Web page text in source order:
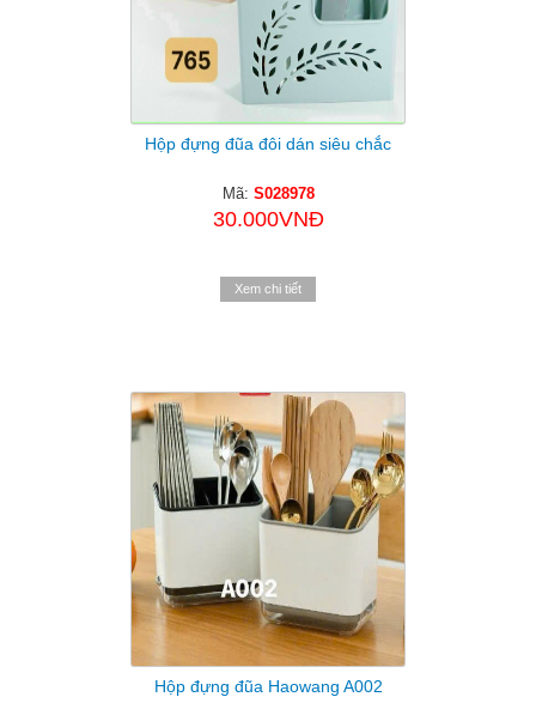
Hộp đựng đũa đôi dán siêu chắc
Mã: S028978
30.000VNĐ
Xem chi tiết
Hộp đựng đũa Haowang A002